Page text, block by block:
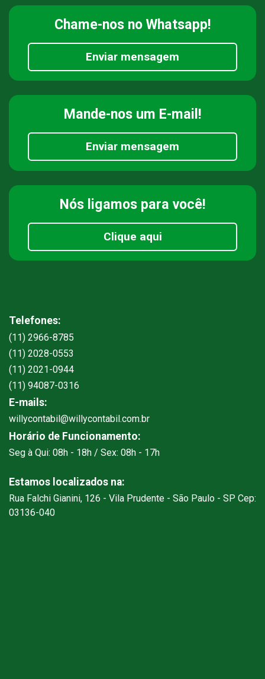
Chame-nos no Whatsapp!
Enviar mensagem
Mande-nos um E-mail!
Enviar mensagem
Nós ligamos para você!
Clique aqui
Telefones:
(11) 2966-8785
(11) 2028-0553
(11) 2021-0944
(11) 94087-0316
E-mails:
willycontabil@willycontabil.com.br
Horário de Funcionamento:
Seg à Qui: 08h - 18h / Sex: 08h - 17h
Estamos localizados na:
Rua Falchi Gianini, 126 - Vila Prudente - São Paulo - SP Cep:
03136-040